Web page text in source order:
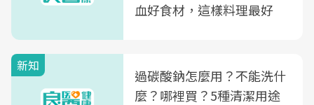
血好食材，這樣料理最好
新知
過碳酸鈉怎麼用？不能洗什
麼？哪裡買？5種清潔用途